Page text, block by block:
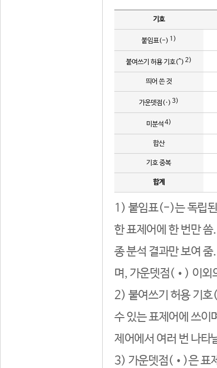
기호
붙임표(-) 1)
붙여쓰기 허용 기호(^) 2)
띄어 쓴 것
가운뎃점(·) 3)
미분석 4)
합산
기호 중복
합계
1) 붙임표(-)는 독립된
한 표제어에 한 번만
종 분석 결과만 보여
며, 가운뎃점(•) 이외
2) 붙여쓰기 허용 기호
수 있는 표제어에 쓰이
제어에서 여러 번 나타
3) 가운뎃점(•)은 표